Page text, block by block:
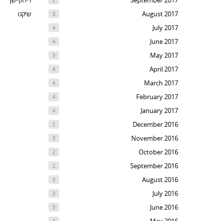
שיקגו
August 2017
3
July 2017
4
June 2017
4
May 2017
3
April 2017
4
March 2017
4
February 2017
4
January 2017
4
December 2016
2
November 2016
3
October 2016
2
September 2016
2
August 2016
3
July 2016
3
June 2016
3